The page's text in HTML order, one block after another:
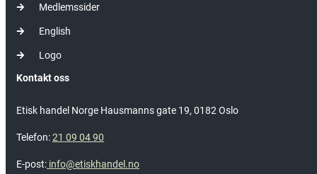
Medlemssider
English
Logo
Kontakt oss
Etisk handel Norge Hausmanns gate 19, 0182 Oslo
Telefon:21 09 04 90
E-post: info@etiskhandel.no